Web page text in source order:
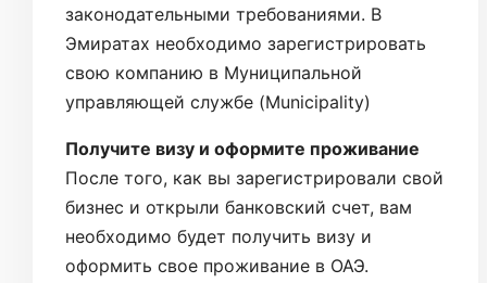
законодательными требованиями. В
Эмиратах необходимо зарегистрировать
свою компанию в Муниципальной
управляющей службе (Municipality)
Получите визу и оформите проживание
После того, как вы зарегистрировали свой
бизнес и открыли банковский счет, вам
необходимо будет получить визу и
оформить свое проживание в ОАЭ.